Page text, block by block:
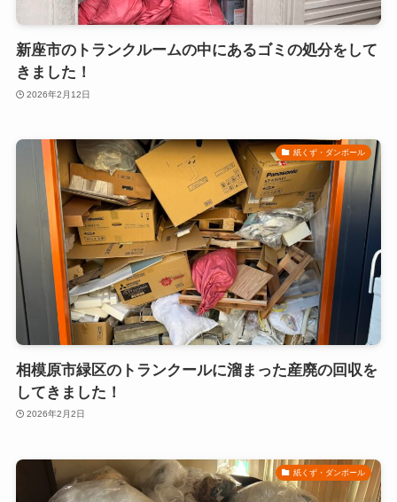
新座市のトランクルームの中にあるゴミの処分をして
きました！
2026年2月12日
紙くず・ダンボール
相模原市緑区のトランクールに溜まった産廃の回収を
してきました！
2026年2月2日
紙くず・ダンボール